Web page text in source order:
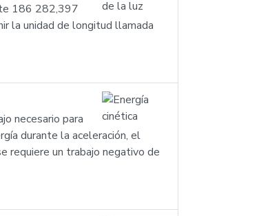
186 282,397
la unidad de longitud llamada
necesario para
durante la aceleración, el
requiere un trabajo negativo de